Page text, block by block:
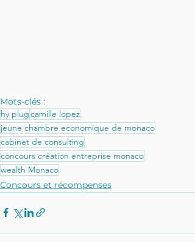
Mots-clés :
hy plugcamille lopez
jeune chambre economique de monaco
cabinet de consulting
concours création entreprise monaco
wealth Monaco
Concours et récompenses